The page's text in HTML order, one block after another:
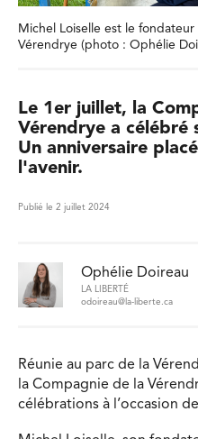
Michel Loiselle est le
Vérendrye (photo : Ophélie
Le 1er juillet, la
Vérendrye a célébré
Un anniversaire
l'avenir.
Publié le 2 juillet 2024
Ophélie Doireau
LA LIBERTÉ
odoireau@la-liberte.ca
Réunie au parc de la
la Compagnie de la
célébrations à l’occasion